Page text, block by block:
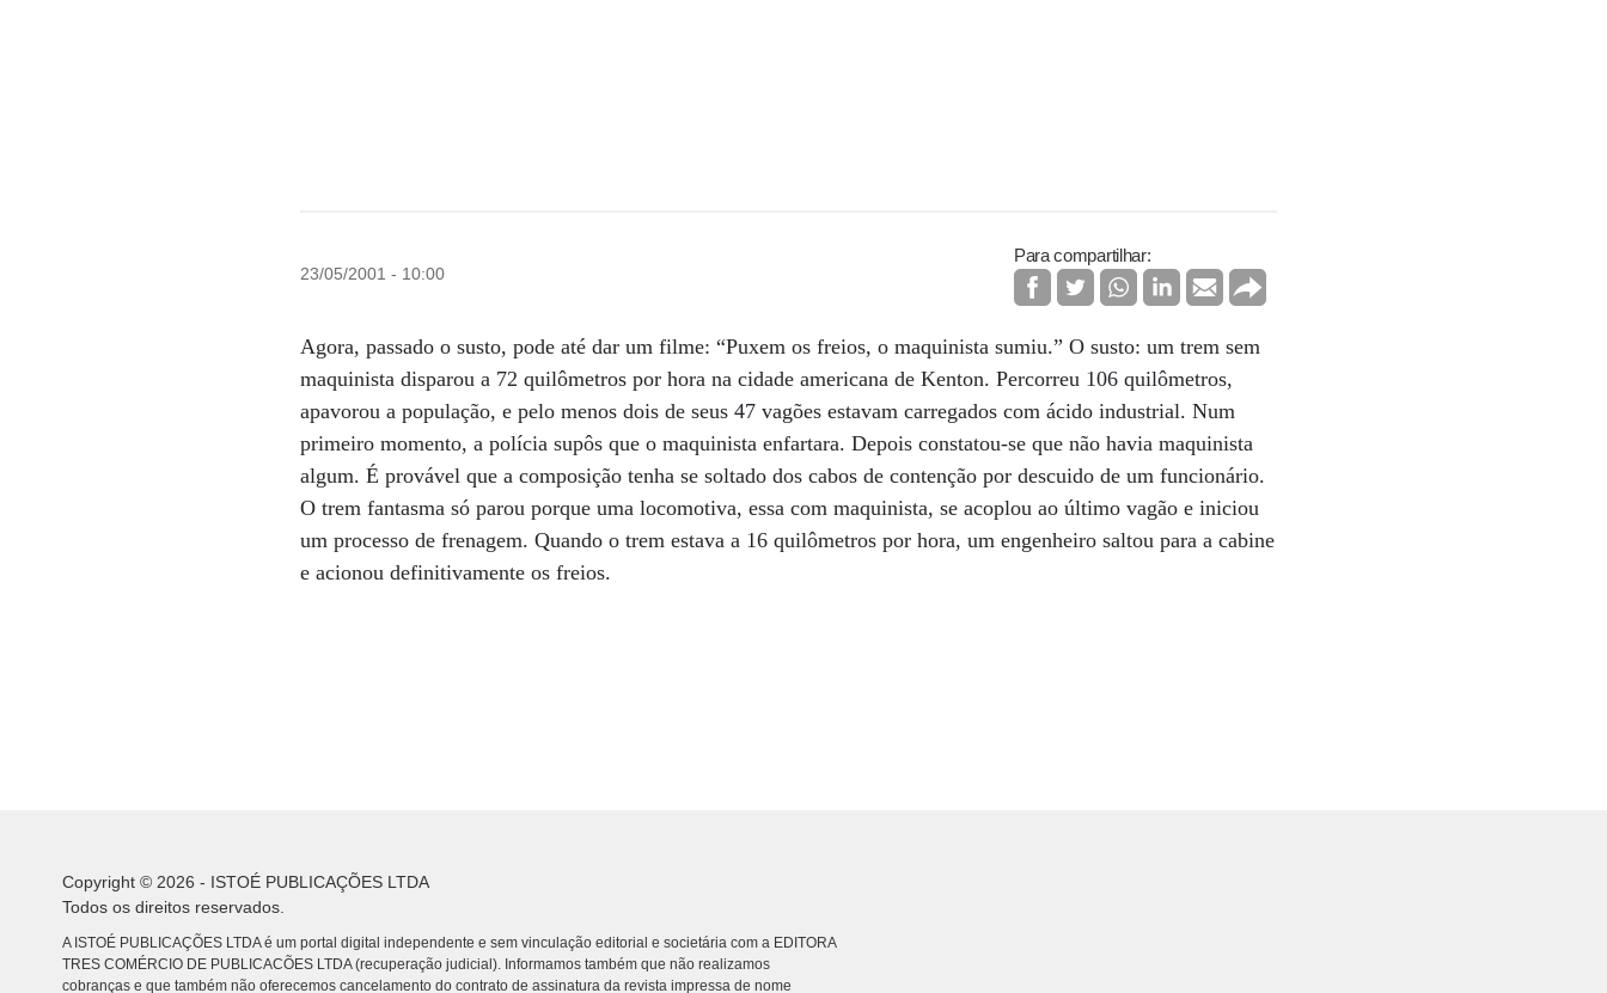
23/05/2001 - 10:00
Para compartilhar:
Agora, passado o susto, pode até dar um filme: “Puxem os freios, o maquinista sumiu.” O susto: um trem sem
maquinista disparou a 72 quilômetros por hora na cidade americana de Kenton. Percorreu 106 quilômetros,
apavorou a população, e pelo menos dois de seus 47 vagões estavam carregados com ácido industrial. Num
primeiro momento, a polícia supôs que o maquinista enfartara. Depois constatou-se que não havia maquinista
algum. É provável que a composição tenha se soltado dos cabos de contenção por descuido de um funcionário.
O trem fantasma só parou porque uma locomotiva, essa com maquinista, se acoplou ao último vagão e iniciou
um processo de frenagem. Quando o trem estava a 16 quilômetros por hora, um engenheiro saltou para a cabine
e acionou definitivamente os freios.
Copyright © 2026 - ISTOÉ PUBLICAÇÕES LTDA
Todos os direitos reservados.
A ISTOÉ PUBLICAÇÕES LTDA é um portal digital independente e sem vinculação editorial e societária com a EDITORA
TRES COMÉRCIO DE PUBLICACÕES LTDA (recuperação judicial). Informamos também que não realizamos
cobranças e que também não oferecemos cancelamento do contrato de assinatura da revista impressa de nome